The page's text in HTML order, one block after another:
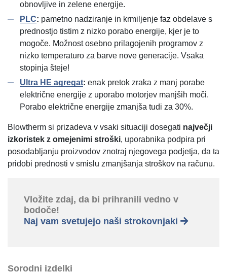
obnovljive in zelene energije.
PLC: pametno nadziranje in krmiljenje faz obdelave s
prednostjo tistim z nizko porabo energije, kjer je to
mogoče. Možnost osebno prilagojenih programov z
nizko temperaturo za barve nove generacije. Vsaka
stopinja šteje!
Ultra HE agregat: enak pretok zraka z manj porabe
električne energije z uporabo motorjev manjših moči.
Porabo električne energije zmanjša tudi za 30%.
Blowtherm si prizadeva v vsaki situaciji dosegati največji
izkoristek z omejenimi stroški, uporabnika podpira pri
posodabljanju proizvodov znotraj njegovega podjetja, da ta
pridobi prednosti v smislu zmanjšanja stroškov na računu.
Vložite zdaj, da bi prihranili vedno v
bodoče!
Naj vam svetujejo naši strokovnjaki
Sorodni izdelki